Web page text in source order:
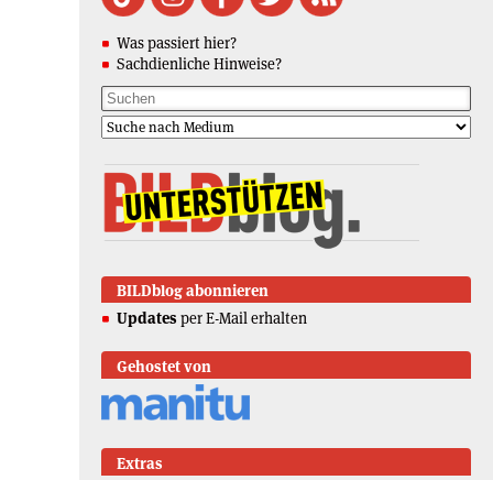
Was passiert hier?
Sachdienliche Hinweise?
BILDblog abonnieren
Updates per E-Mail erhalten
Gehostet von
Extras